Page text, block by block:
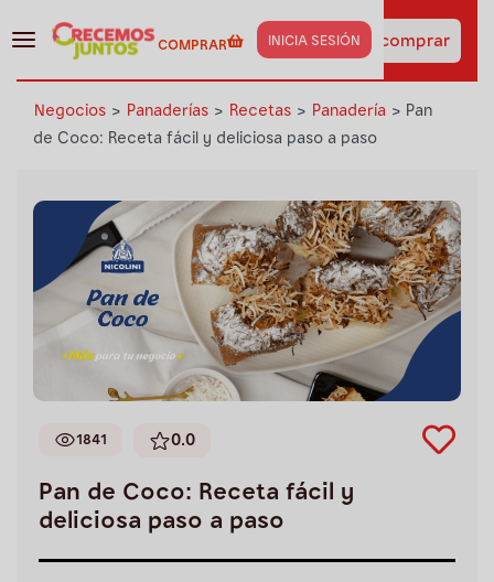
COMPRAR INICIA SESIÓN
¡Haz clic aquí y obtén los
insumos de esta receta
al instante!
Ir a comprar
Negocios > Panaderías > Recetas > Panadería > Pan
de Coco: Receta fácil y deliciosa paso a paso
1841 0.0
Pan de Coco: Receta fácil y
deliciosa paso a paso